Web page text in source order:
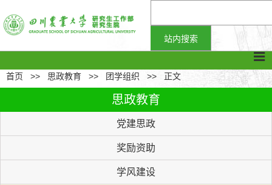
首页 >> 思政教育 >> 团学组织 >> 正文
思政教育
党建思政
奖励资助
学风建设